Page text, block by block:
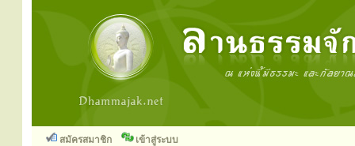
สมัครสมาชิก เข้าสู่ระบบ